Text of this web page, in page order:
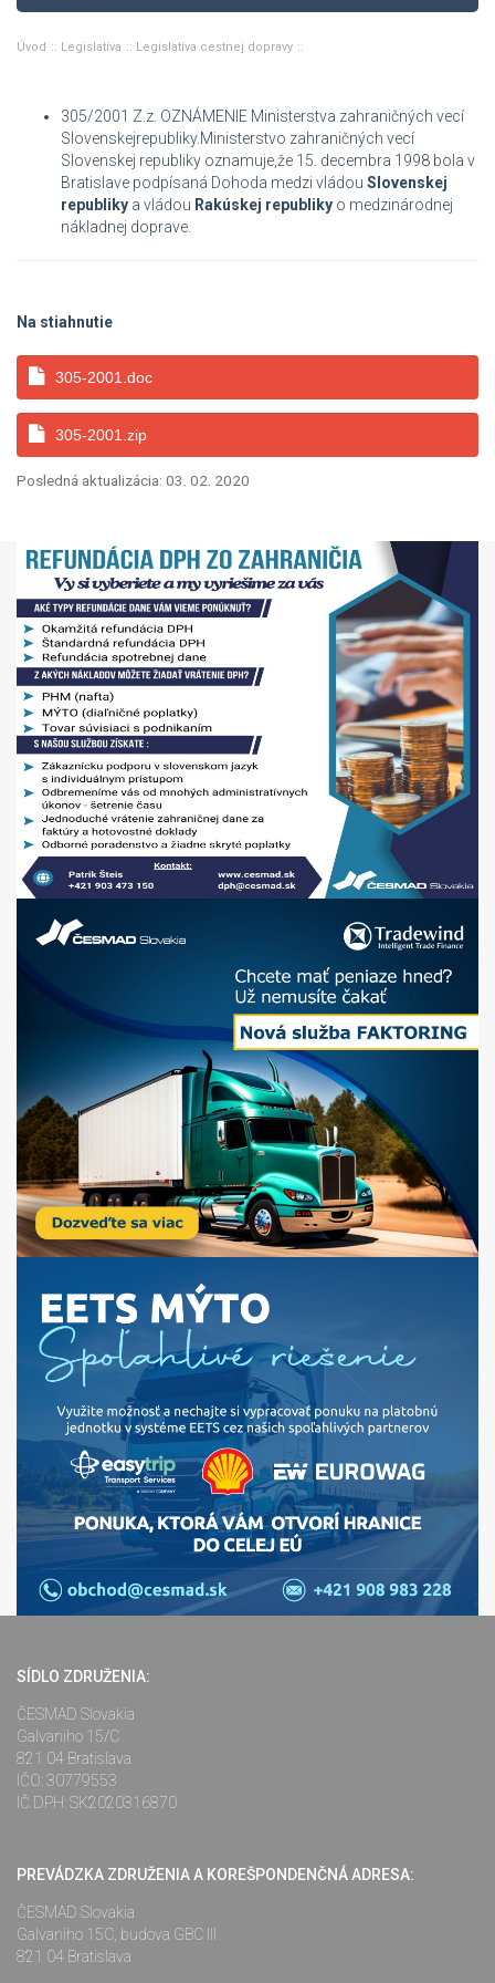
Úvod Legislatíva Legislatíva cestnej dopravy
305/2001 Z.z. OZNÁMENIE Ministerstva zahraničných vecí
Slovenskejrepubliky.Ministerstvo zahraničných vecí
Slovenskej republiky oznamuje,že 15. decembra 1998 bola v
Bratislave podpísaná Dohoda medzi vládou Slovenskej
republiky a vládou Rakúskej republiky o medzinárodnej
nákladnej doprave.
Na stiahnutie
305-2001.doc
305-2001.zip
Posledná aktualizácia: 03. 02. 2020
SÍDLO ZDRUŽENIA:
ČESMAD Slovakia
Galvaniho 15/C
821 04 Bratislava
IČO: 30779553
IČ DPH: SK2020316870
PREVÁDZKA ZDRUŽENIA A KOREŠPONDENČNÁ ADRESA:
ČESMAD Slovakia
Galvaniho 15C, budova GBC III
821 04 Bratislava